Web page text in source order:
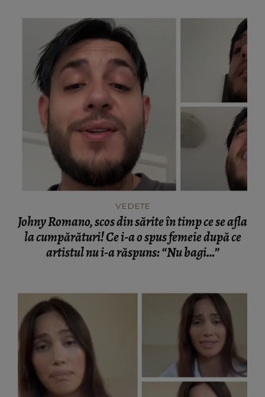
VEDETE
Johny Romano, scos din sărite în timp ce se afla
la cumpărături! Ce i-a o spus femeie după ce
artistul nu i-a răspuns: “Nu bagi…”